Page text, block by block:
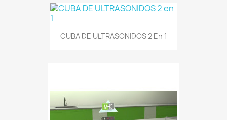
CUBA DE ULTRASONIDOS 2 En 1